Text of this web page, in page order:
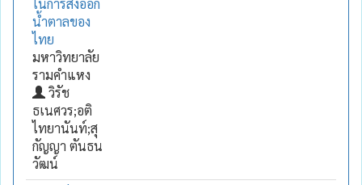
น้ำตาลของ
ไทย
มหาวิทยาลัย
รามคำแหง
วิรัช
ธเนศวร;อติ
ไทยานันท์;สุ
กัญญา ตันธน
วัฒน์